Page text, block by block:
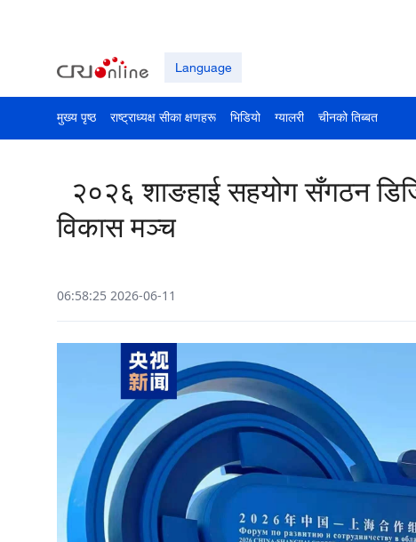
Language
मुख्य पृष्ठ राष्ट्राध्यक्ष सीका क्षणहरू भिडियो ग्यालरी चीनको तिब्बत
२०२६ शाङहाई सहयोग सँगठन
विकास मञ्च
06:58:25 2026-06-11